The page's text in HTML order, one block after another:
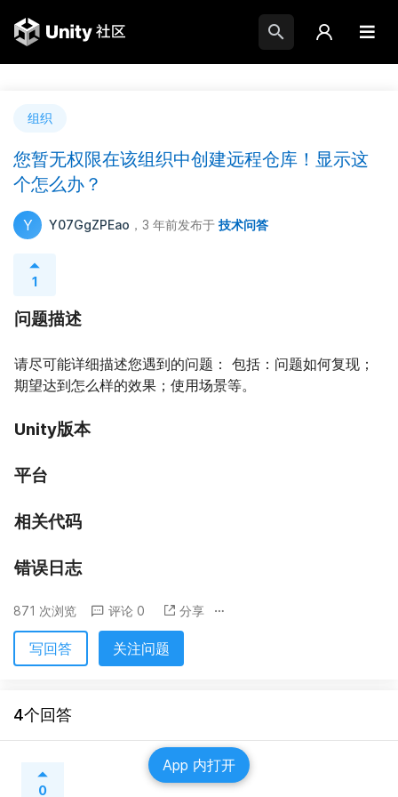
组织
您暂无权限在该组织中创建远程仓库！显示这
个怎么办？
Y Y07GgZPEao ，3 年前发布于 技术问答
1
问题描述
请尽可能详细描述您遇到的问题： 包括：问题如何复现；
期望达到怎么样的效果；使用场景等。
Unity版本
平台
相关代码
错误日志
871 次浏览 评论 0 分享
写回答 关注问题
4个回答
0
App 内打开